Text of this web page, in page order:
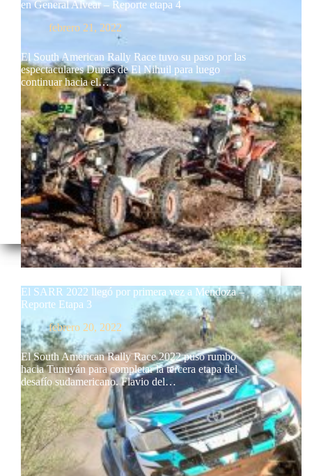
en General Alvear – Reporte etapa 4
febrero 21, 2022
El South American Rally Race tuvo su paso por las
espectaculares Dunas de El Nihuil para luego
continuar hacia el…
El SARR 2022 llegó por primera vez a Mendoza –
Reporte Etapa 3
febrero 20, 2022
El South American Rally Race 2022 puso rumbo
hacia Tunuyán para completar la tercera etapa del
desafío sudamericano. Flavio del…